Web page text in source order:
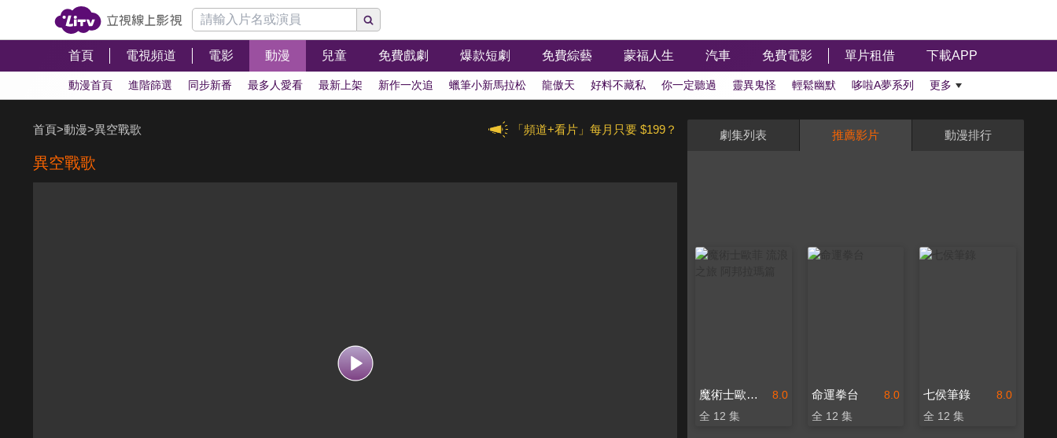
首頁 電視頻道 電影 動漫 兒童 免費戲劇 爆款短劇 免費綜藝 蒙福人生 汽車 免費電影 單片租借 下載APP
動漫首頁 進階篩選 同步新番 最多人愛看 最新上架 新作一次追 蠟筆小新馬拉松 龍傲天 好料不藏私 你一定聽過 靈異鬼怪 輕鬆幽默 哆啦A夢系列 更多
「頻道+看片」每月只要 $199？
首頁>動漫>異空戰歌
異空戰歌
劇集列表 推薦影片 動漫排行
8.0
魔術士歐菲 流浪之旅 阿邦拉瑪篇
全 12 集
8.0
命運拳台
全 12 集
8.0
七侯筆錄
全 12 集